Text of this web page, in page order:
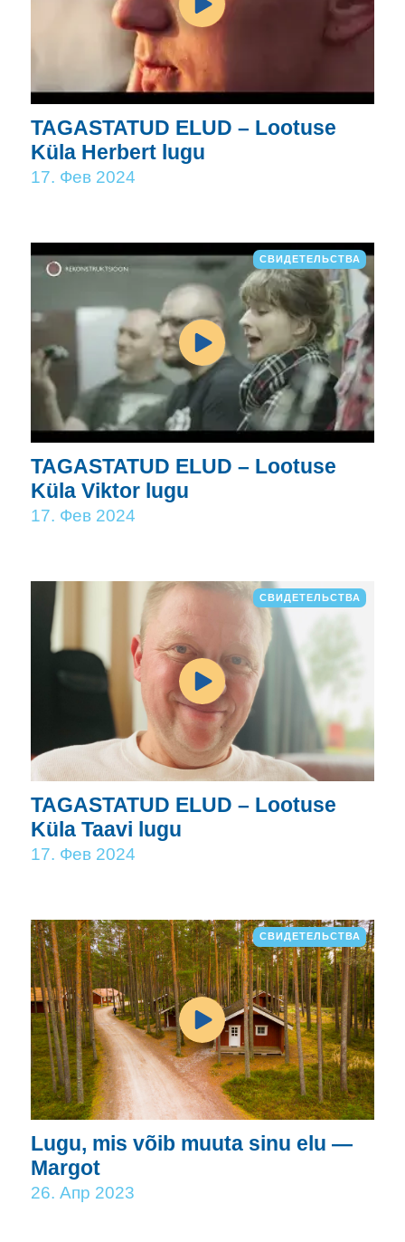
TAGASTATUD ELUD – Lootuse
Küla Herbert lugu
17. Фев 2024
СВИДЕТЕЛЬСТВА
TAGASTATUD ELUD – Lootuse
Küla Viktor lugu
17. Фев 2024
СВИДЕТЕЛЬСТВА
TAGASTATUD ELUD – Lootuse
Küla Taavi lugu
17. Фев 2024
СВИДЕТЕЛЬСТВА
Lugu, mis võib muuta sinu elu —
Margot
26. Апр 2023